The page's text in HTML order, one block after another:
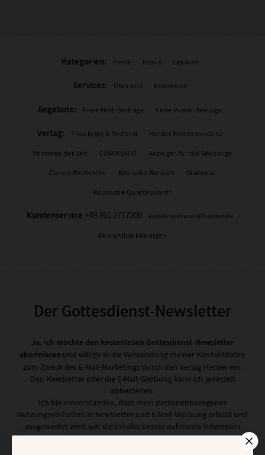
Kategorien: Hefte Praxis Lexikon
Services: Über uns Redaktion
Angebote: Freie Heft-Beiträge Freie Praxis-Beiträge
Verlag: Theologie & Pastoral Herder Korrespondenz
Stimmen der Zeit COMMUNIO Anzeiger für die Seelsorge
Forum Weltkirche Biblische Notizen Diakonia
Römische Quartalschrift
Kundenservice +49 761 2717200 kundenservice@herder.de
Abo online kündigen
Der Gottesdienst-Newsletter
Ja, ich möchte den kostenlosen Gottesdienst-Newsletter
abonnieren und willige in die Verwendung meiner Kontaktdaten
zum Zweck des E-Mail-Marketings durch den Verlag Herder ein.
Den Newsletter oder die E-Mail-Werbung kann ich jederzeit
abbestellen.
Ich bin einverstanden, dass mein personenbezogenes
Nutzungsverhalten in Newsletter und E-Mail-Werbung erfasst und
ausgewertet wird, um die Inhalte besser auf meine Interessen
auszurichten. Über einen Link in Newsletter oder E-Mail kann ich